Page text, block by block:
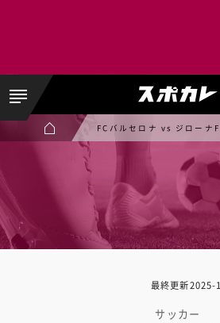
FCバルセロナ vs ジローナ
最終更新2025-
サッカー